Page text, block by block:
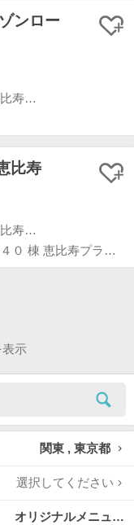
ンロー
代官山駅 (六本木・赤坂・恵比寿・白金)
比寿
恵比寿駅 (六本木・赤坂・恵比寿・白金)
東京都渋谷区広尾１丁目１−４０ 棟 恵比寿プライムスクエアプラザ
示
関東 , 東京都
選択してください
オリジナルメニュー対応可,